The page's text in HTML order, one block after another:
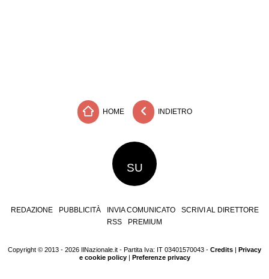
HOME INDIETRO
SU
REDAZIONE PUBBLICITÀ INVIA COMUNICATO
SCRIVI AL DIRETTORE
RSS
PREMIUM
Copyright © 2013 - 2026 IlNazionale.it - Partita Iva: IT 03401570043 - Credits
Privacy
e cookie policy| Preferenze privacy